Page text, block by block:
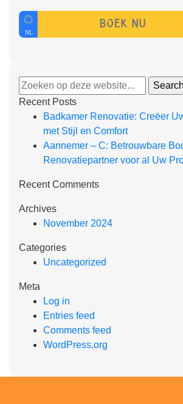
Recent Posts
Badkamer Renovatie: Creëer
met Stijl en Comfort
Aannemer – C: Betrouwbare
Renovatiepartner voor al Uw
Recent Comments
Archives
November 2024
Categories
Uncategorized
Meta
Log in
Entries feed
Comments feed
WordPress.org